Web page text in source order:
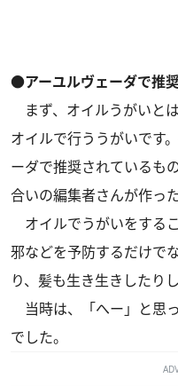
●アーユルヴェーダで推
まず、オイルうがいと
オイルで行ううがいです
ーダで推奨されているも
合いの編集者さんが作っ
オイルでうがいをする
邪などを予防するだけで
り、髪も生き生きしたり
当時は、「へー」と思
でした。